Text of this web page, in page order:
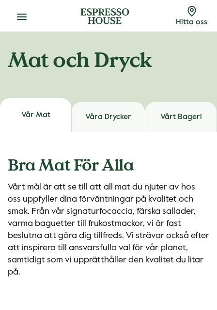
Meny Hitta oss
Mat och Dryck
Vår Mat Våra Drycker Vårt Bageri
Bra Mat För Alla
Vårt mål är att se till att all mat du njuter av hos
oss uppfyller dina förväntningar på kvalitet och
smak. Från vår signaturfocaccia, färska sallader,
varma baguetter till frukostmackor, vi är fast
beslutna att göra dig tillfreds. Vi strävar också efter
att inspirera till ansvarsfulla val för vår planet,
samtidigt som vi upprätthåller den kvalitet du litar
på.